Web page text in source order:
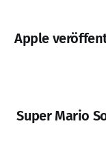
Apple
Super Mario